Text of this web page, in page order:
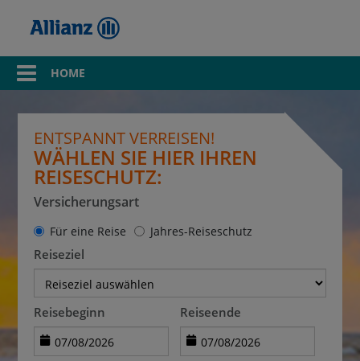
HOME
ENTSPANNT VERREISEN!
WÄHLEN SIE HIER IHREN
REISESCHUTZ:
Versicherungsart
Für eine Reise Jahres-Reiseschutz
Reiseziel
Reisebeginn Reiseende